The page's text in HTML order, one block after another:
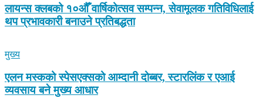
लायन्स क्लबको १०औँ वार्षिकोत्सव सम्पन्न, सेवामूलक गतिविधिलाई
थप प्रभावकारी बनाउने प्रतिबद्धता
मुख्य
एलन मस्कको स्पेसएक्सको आम्दानी दोब्बर, स्टारलिंक र एआई
व्यवसाय बने मुख्य आधार